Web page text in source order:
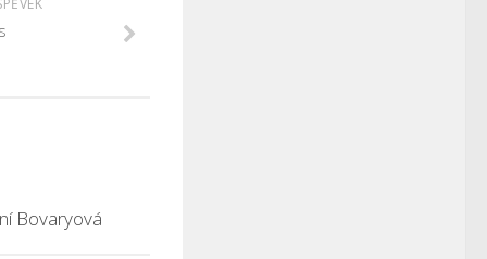
Bovaryová